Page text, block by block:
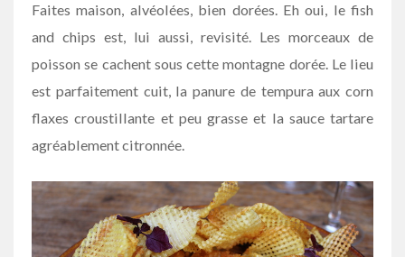
Faites maison, alvéolées, bien dorées. Eh oui, le fish
and chips est, lui aussi, revisité. Les morceaux de
poisson se cachent sous cette montagne dorée. Le lieu
est parfaitement cuit, la panure de tempura aux corn
flaxes croustillante et peu grasse et la sauce tartare
agréablement citronnée.